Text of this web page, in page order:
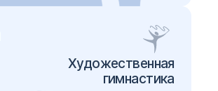
Художественная
гимнастика